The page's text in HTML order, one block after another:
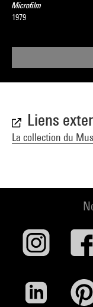
Microfilm
1979
Liens
La collection du